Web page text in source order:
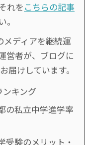
れを こちらの記事
。
メディアを継続運
営者が、ブログに
届けしています。
キング
の私立中学進学率
受験のメリット・